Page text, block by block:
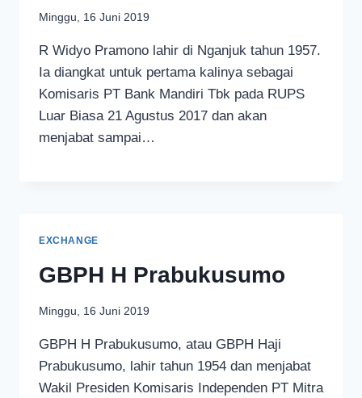
Minggu, 16 Juni 2019
R Widyo Pramono lahir di Nganjuk tahun 1957.
Ia diangkat untuk pertama kalinya sebagai
Komisaris PT Bank Mandiri Tbk pada RUPS
Luar Biasa 21 Agustus 2017 dan akan
menjabat sampai…
EXCHANGE
GBPH H Prabukusumo
Minggu, 16 Juni 2019
GBPH H Prabukusumo, atau GBPH Haji
Prabukusumo, lahir tahun 1954 dan menjabat
Wakil Presiden Komisaris Independen PT Mitra